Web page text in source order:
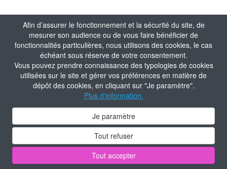
Afin d’assurer le fonctionnement et la sécurité du site, de
mesurer son audience ou de vous faire bénéficier de
fonctionnalités particulières, nous utilisons des cookies, le cas
échéant sous réserve de votre consentement.
Vous pouvez prendre connaissance des typologies de cookies
utilisées sur le site et gérer vos préférences en matière de
dépôt des cookies, en cliquant sur "Je paramètre".
Plus d'information.
Je paramètre
Tout refuser
Tout accepter